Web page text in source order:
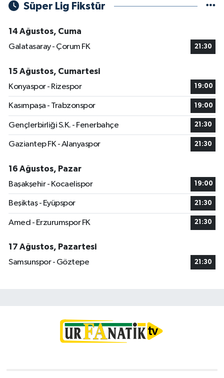
Süper Lig Fikstür
14 Ağustos, Cuma
Galatasaray - Çorum FK
21:30
15 Ağustos, Cumartesi
Konyaspor - Rizespor
19:00
Kasımpaşa - Trabzonspor 19:00
Gençlerbirliği S.K. - Fenerbahçe 21:30
Gaziantep FK - Alanyaspor 21:30
16 Ağustos, Pazar
Başakşehir - Kocaelispor
19:00
Beşiktaş - Eyüpspor 21:30
Amed - Erzurumspor FK 21:30
17 Ağustos, Pazartesi
Samsunspor - Göztepe
21:30